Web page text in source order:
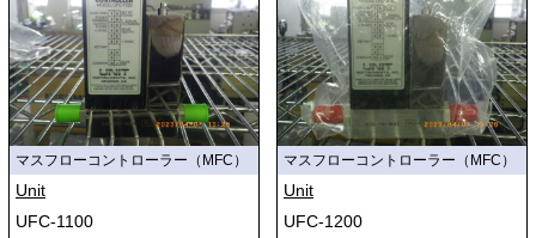
マスフローコントローラー（MFC）
Unit
UFC-1100
マスフローコントローラー（MFC）
Unit
UFC-1200